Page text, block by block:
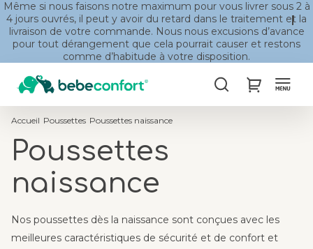
Même si nous faisons notre maximum pour vous livrer sous 2 à
4 jours ouvrés, il peut y avoir du retard dans le traitement et la
livraison de votre commande. Nous nous excusions d’avance
pour tout dérangement que cela pourrait causer et restons
comme d’habitude à votre disposition.
ChercherMy Cart
Accueil Poussettes Poussettes naissance
Poussettes
naissance
Nos poussettes dès la naissance sont conçues avec les
meilleures caractéristiques de sécurité et de confort et